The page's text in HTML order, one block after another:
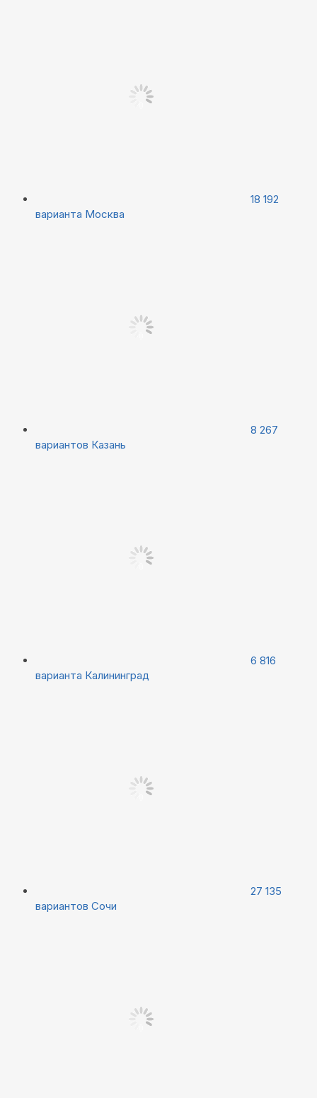
18 192
варианта Москва
8 267
вариантов Казань
6 816
варианта Калининград
27 135
вариантов Сочи